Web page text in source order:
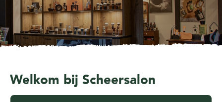
Welkom bij Scheersalon